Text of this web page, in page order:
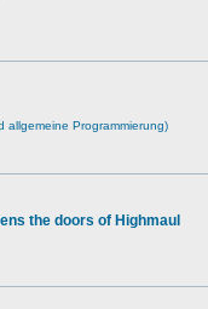
allgemeine Programmierung)
the doors of Highmaul